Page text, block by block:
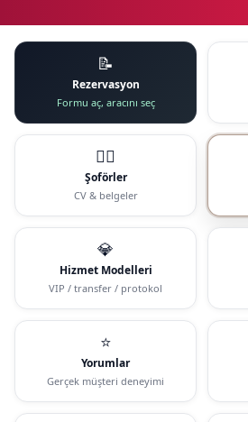
📝
Rezervasyon
Formu aç, aracını seç
🧑‍✈️
Şoförler
CV & belgeler
💎
Hizmet Modelleri
VIP / transfer / protokol
⭐
Yorumlar
Gerçek müşteri deneyimi